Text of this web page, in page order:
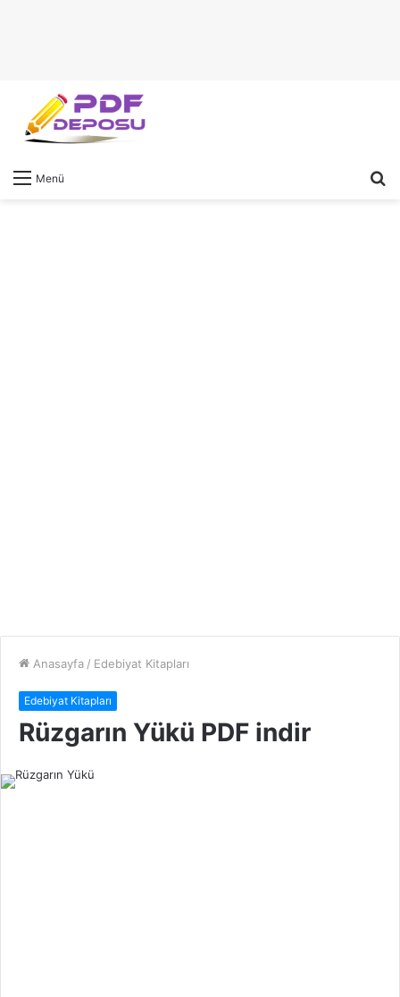
Menü
Anasayfa / Edebiyat Kitapları
Edebiyat Kitapları
Rüzgarın Yükü PDF indir